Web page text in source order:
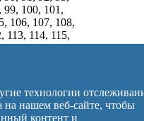
: 27-07-2026.
99, 100, 101,
106, 107, 108,
113, 114, 115,
120, 121, 122,
141, 142, 143,
148, 149
технологии
на нашем веб-сайте, чтобы
контент и